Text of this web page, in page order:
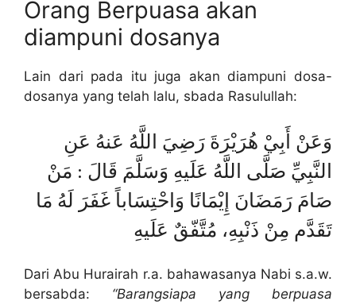
Orang Berpuasa akan
diampuni dosanya
Lain dari pada itu juga akan diampuni dosa-
dosanya yang telah lalu, sbada Rasulullah:
وَعَنْ أَبِيْ هُرَيْرَةَ رَضِيَ اللَّهُ عَنهُ عَنِ
النَّبِيِّ صَلَّى اللَّهُ عَلَيهِ وَسَلَّمَ قَالَ : مَنْ
صَامَ رَمَضَانَ إِيْمَانًا وَاحْتِسَاباً غَفَرَ لَهُ مَا
تَقَدَّم مِنْ ذَنْبِهِ، مُتَّفّقٌ عَلَيهِ
Dari Abu Hurairah r.a. bahawasanya Nabi s.a.w.
bersabda: “Barangsiapa yang berpuasa